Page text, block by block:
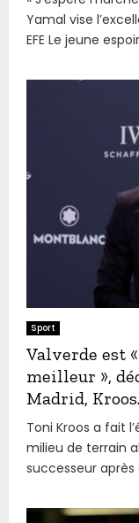
Yamal vise
EFE Le jeune
Sport
Valverde est
meilleur »,
Madrid, Kroos.
Toni Kroos a fait
milieu de terrain
successeur après